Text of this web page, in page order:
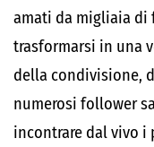
amati da migliaia di
trasformarsi in una
della condivisione,
numerosi follower
incontrare dal vivo i